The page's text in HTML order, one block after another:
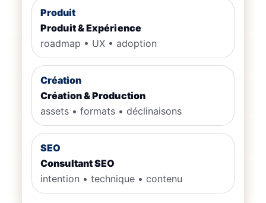
Produit
Produit & Expérience
roadmap • UX • adoption
Création
Création & Production
assets • formats • déclinaisons
SEO
Consultant SEO
intention • technique • contenu